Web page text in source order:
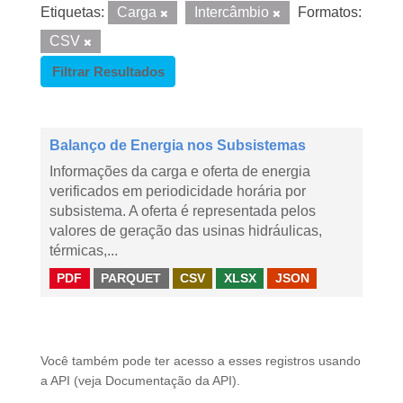
Etiquetas: Carga Intercâmbio
Formatos:
CSV
Filtrar Resultados
Balanço de Energia nos Subsistemas
Informações da carga e oferta de energia
verificados em periodicidade horária por
subsistema. A oferta é representada pelos
valores de geração das usinas hidráulicas,
térmicas,...
PDF PARQUET CSV XLSX JSON
Você também pode ter acesso a esses registros usando
a API (veja Documentação da API ).